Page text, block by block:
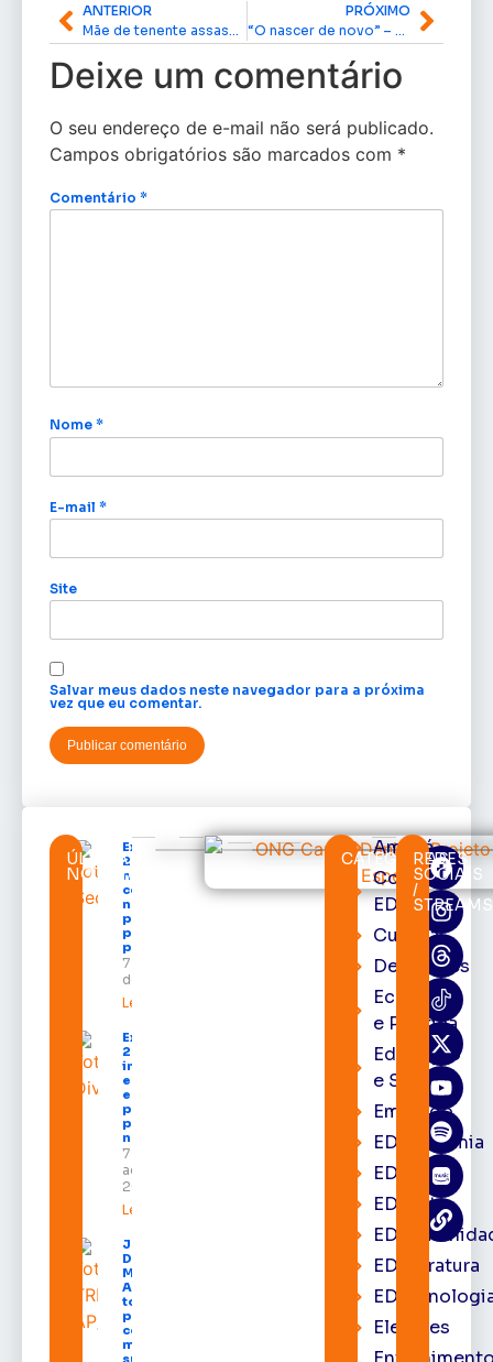
ANTERIOR
PRÓXIMO
Deixe um comentário
O seu endereço de e-mail não será publicado.
Campos obrigatórios são marcados com *
Comentário *
Nome *
E-mail *
Site
Salvar meus dados neste navegador para a próxima
vez que eu comentar.
ÚLTIMAS
NOTÍCIAS
Expofeira
2026 começa
neste sábado
com shows,
negócios e
programação
para todos os
públicos
7 de agosto
de 2026
Leia mais »
Expofeira
2026
impulsiona
economia
e aumenta
procura
por hotéis
na capital
7 de
agosto de
2026
Leia mais »
Juiz
Diego
Moura de
Araújo
toma
posse
como
membro
substituto
CATEGORIAS
Amapá
Cortes
EDcast
Cultura
Destaques
Economia
e Política
Educação
e Saúde
Emprego
EDacademia
EDbrasília
EDcast
EDliteratura
Eleições
REDES
SOCIAIS
/
STREAMS